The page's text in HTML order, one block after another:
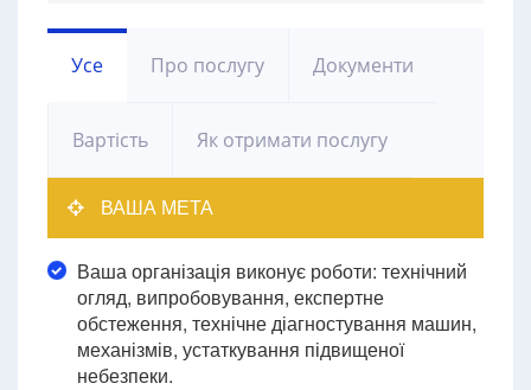
Усе Про послугу Документи
Вартість Як отримати послугу
ВАША МЕТА
Ваша організація виконує роботи: технічний
огляд, випробовування, експертне
обстеження, технічне діагностування машин,
механізмів, устаткування підвищеної
небезпеки.